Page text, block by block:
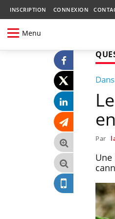
INSCRIPTION CONNEXION
Menu
Par